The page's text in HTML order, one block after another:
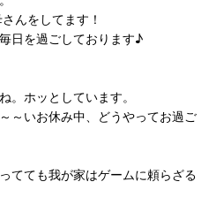
んをしてます！
日を過ごしております♪
。ホッとしています。
～いお休み中、どうやってお過ご
てても我が家はゲームに頼らざる